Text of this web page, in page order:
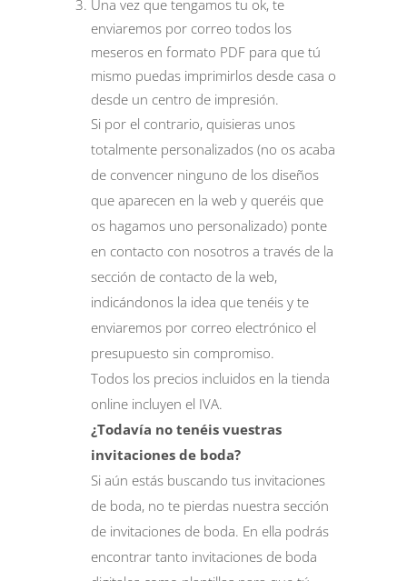
Una vez que tengamos tu ok, te
enviaremos por correo todos los
meseros en formato PDF para que tú
mismo puedas imprimirlos desde casa o
desde un centro de impresión.
Si por el contrario, quisieras unos
totalmente personalizados (no os acaba
de convencer ninguno de los diseños
que aparecen en la web y queréis que
os hagamos uno personalizado) ponte
en contacto con nosotros a través de la
sección de contacto de la web,
indicándonos la idea que tenéis y te
enviaremos por correo electrónico el
presupuesto sin compromiso.
Todos los precios incluidos en la tienda
online incluyen el IVA.
¿Todavía no tenéis vuestras
invitaciones de boda?
Si aún estás buscando tus invitaciones
de boda, no te pierdas nuestra sección
de invitaciones de boda. En ella podrás
encontrar tanto invitaciones de boda